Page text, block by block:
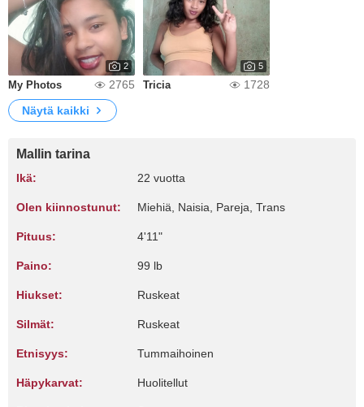
2
My Photos 2765
5
Tricia
1728
Näytä kaikki
Mallin tarina
Ikä: 22 vuotta
Olen kiinnostunut: Miehiä, Naisia, Pareja, Trans
Pituus: 4'11"
Paino: 99 lb
Hiukset: Ruskeat
Silmät: Ruskeat
Etnisyys: Tummaihoinen
Häpykarvat: Huolitellut